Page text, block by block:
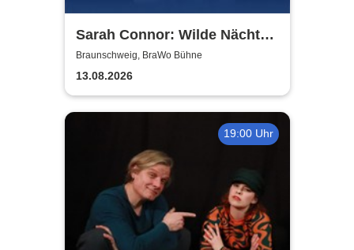
Sarah Connor: Wilde Nächte -
Open Air 2026
Braunschweig, BraWo Bühne
13.08.2026
19:00 Uhr